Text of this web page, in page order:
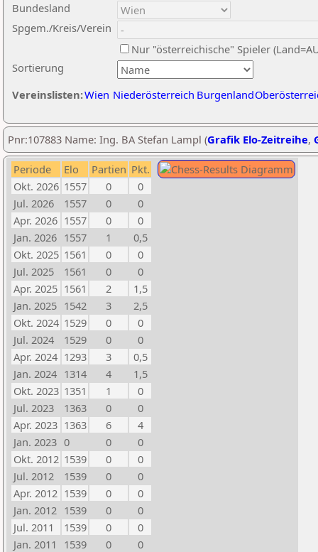
Sortierung
Bundesland
Spgem./Kreis/Verein
Nur "österreichische" Spieler
Vereinslisten:Wien Niederösterreich Burgenland
Pnr:107883 Name: Ing. BA Stefan Lampl (Grafik Elo-Zeitreihe,
Periode Elo Partien Pkt.
Okt. 2026 1557 0
0
Jul. 2026
1557 0
0
Apr. 2026 1557 0
0
Jan. 2026 1557 1
0,5
Okt. 2025 1561 0
0
Jul. 2025
1561 0
0
Apr. 2025 1561 2
1,5
Jan. 2025 1542 3
2,5
Okt. 2024 1529 0
0
Jul. 2024
1529 0
0
Apr. 2024 1293 3
0,5
Jan. 2024 1314 4
1,5
Okt. 2023 1351 1
0
Jul. 2023
1363 0
0
Apr. 2023 1363 6
4
Jan. 2023 0 0
0
Okt. 2012 1539 0
0
Jul. 2012
1539 0
0
Apr. 2012 1539 0
0
Jan. 2012 1539 0
0
Jul. 2011
1539 0
0
Jan. 2011
1539 0
0